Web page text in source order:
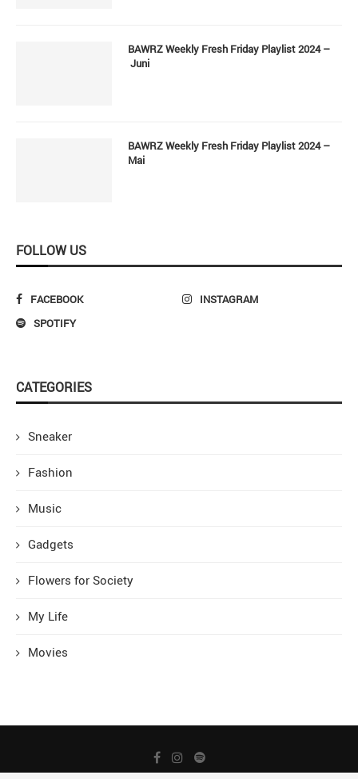
BAWRZ Weekly Fresh Friday Playlist 2024 –
Juni
BAWRZ Weekly Fresh Friday Playlist 2024 –
Mai
FOLLOW US
FACEBOOK
INSTAGRAM
SPOTIFY
CATEGORIES
Sneaker
Fashion
Music
Gadgets
Flowers for Society
My Life
Movies